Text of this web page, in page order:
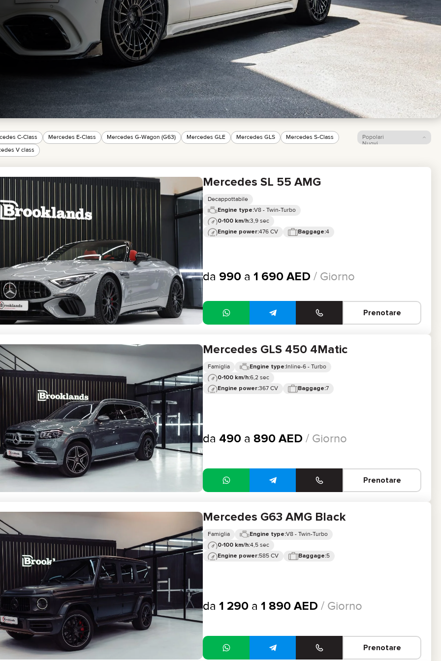
GMC
MAZDA
CHEVROLET
TOYOTA
C-Class Mercedes E-Class Mercedes G-Wagon (G63) Mercedes GLE Mercedes GLS
Mercedes S-Class
V class
Popolari
Nuovi
Mercedes SL 55 AMG
Decappottabile
Engine type:V8 - Twin-Turbo
0-100 km/h:3,9 sec
Engine power:476 CV Baggage:4
da 990 a 1 690 AED / Giorno
Prenotare
Mercedes GLS 450 4Matic
Famiglia Engine type:Inline-6 - Turbo
0-100 km/h:6,2 sec
Engine power:367 CV Baggage:7
da 490 a 890 AED / Giorno
Prenotare
Mercedes G63 AMG Black
Famiglia Engine type:V8 - Twin-Turbo
0-100 km/h:4,5 sec
Engine power:585 CV Baggage:5
da 1 290 a 1 890 AED / Giorno
Prenotare